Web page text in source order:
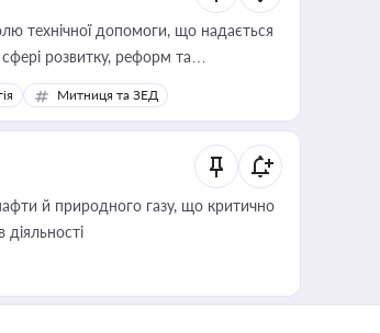
технічної допомоги, що надається
розвитку, реформ та
Митниця та ЗЕД
й природного газу, що критично